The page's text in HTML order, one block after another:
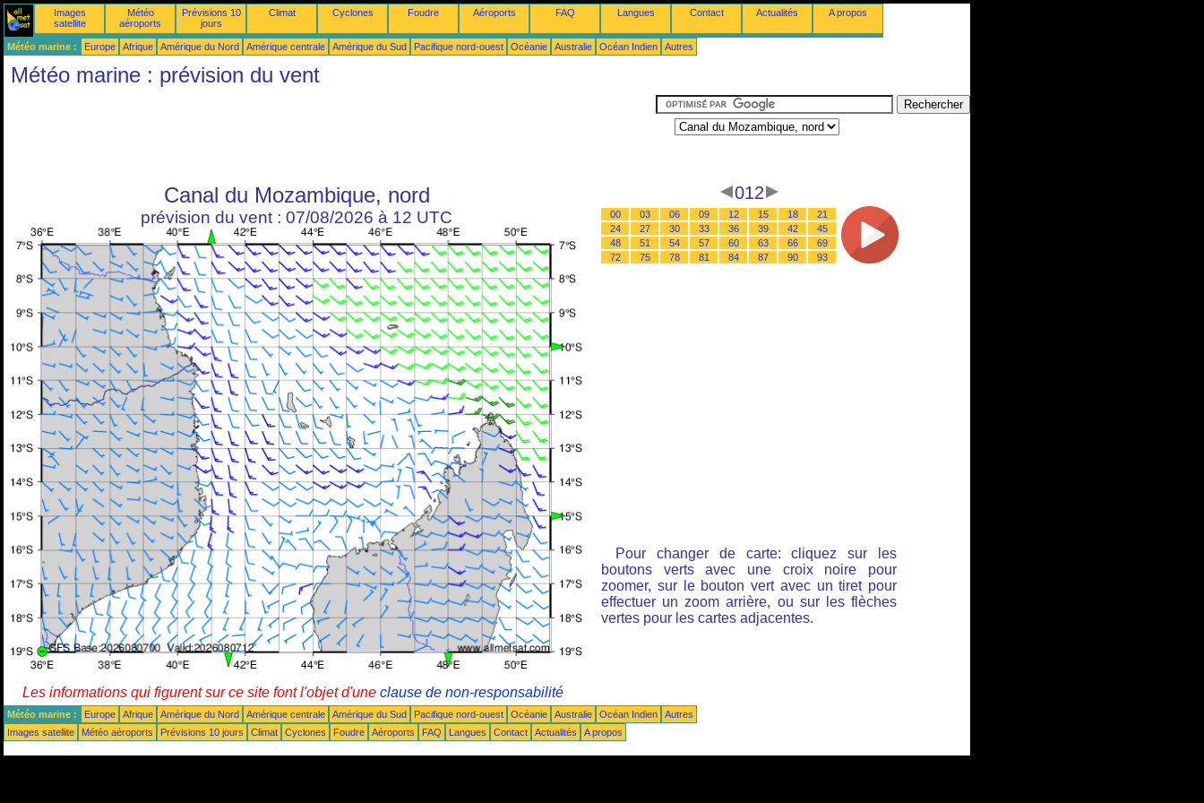
Images
satellite
Météo
aéroports
Prévisions 10
jours
Climat Cyclones Foudre Aéroports FAQ Langues Contact Actualités A propos
Météo marine : Europe Afrique Amérique du Nord Amérique centrale Amérique du Sud Pacifique nord-ouest Océanie Australie Océan Indien Autres
Météo marine : prévision du vent
Canal du Mozambique, nord
prévision du vent : 07/08/2026 à 12 UTC
012
00 03 06 09 12 15 18
21
24
27 30 33 36 39 42
45
48
51 54 57 60 63 66
69
72
75 78 81 84 87 90 93
Pour changer de carte: cliquez sur les
boutons verts avec une croix noire pour
zoomer, sur le bouton vert avec un tiret pour
effectuer un zoom arrière, ou sur les flèches
vertes pour les cartes adjacentes.
Les informations qui figurent sur ce site font l'objet d'une clause de non-responsabilité
Météo marine : Europe Afrique Amérique du Nord Amérique centrale Amérique du Sud Pacifique nord-ouest Océanie Australie Océan Indien
Autres
Images satellite
Météo aéroports Prévisions 10 jours Climat Cyclones Foudre Aéroports FAQ Langues Contact Actualités A propos